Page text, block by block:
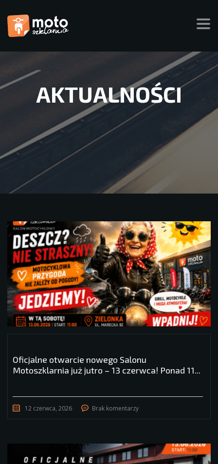
AKTUALNOŚCI
Oficjalne otwarcie nowego Salonu
Motoszklarnia już jutro – 13 czerwca! Ponad 11...
12 czerwca, 2026 Brak komentarzy